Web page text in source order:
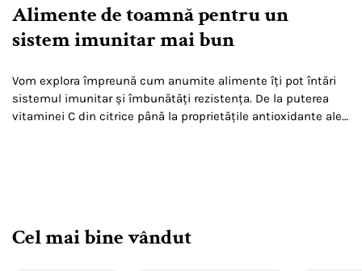
Alimente de toamnă pentru un
sistem imunitar mai bun
Vom explora împreună cum anumite alimente îți pot întări
sistemul imunitar și îmbunătăți rezistența. De la puterea
vitaminei C din citrice până la proprietățile antioxidante ale
Cel mai bine vândut